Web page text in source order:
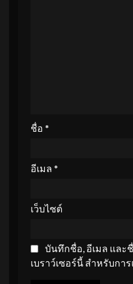
ชื่อ *
อีเมล *
เว็บไซต์
บันทึกชื่อ, อีเมล และ
เบราว์เซอร์นี้ สำหรับกา